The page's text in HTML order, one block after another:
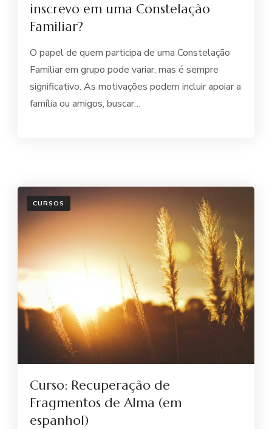
inscrevo em uma Constelação
Familiar?
O papel de quem participa de uma Constelação
Familiar em grupo pode variar, mas é sempre
significativo. As motivações podem incluir apoiar a
família ou amigos, buscar…
CURSOS
Curso: Recuperação de
Fragmentos de Alma (em
espanhol)